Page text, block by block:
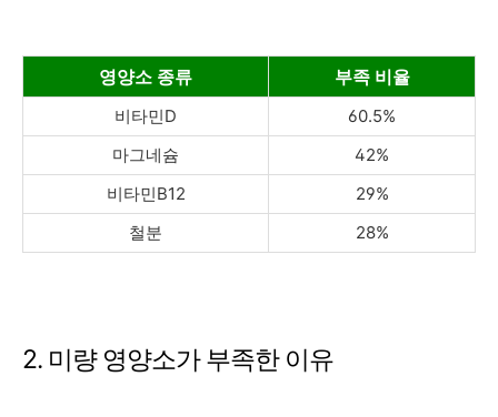
영양소 종류 부족 비율
비타민D
60.5%
마그네슘
42%
비타민B12
29%
철분
28%
2. 미량 영양소가 부족한 이유